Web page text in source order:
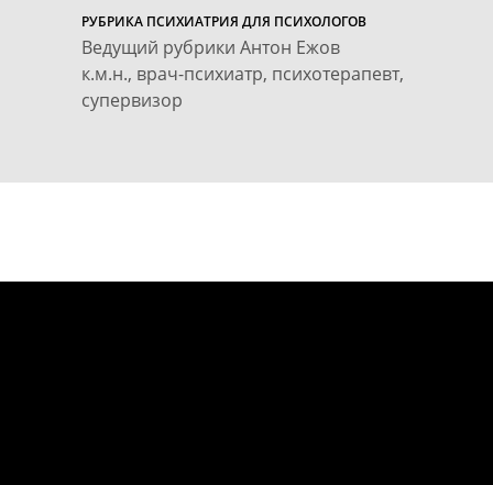
Ведущий рубрики Антон Ежов
к.м.н., врач-психиатр, психотерапевт,
супервизор
РУБРИКА ПСИХИАТРИЯ ДЛЯ ПСИХОЛОГОВ